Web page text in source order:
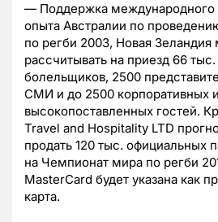
— Поддержка международного
опыта Австралии по
по регби 2003, Новая
рассчитывать на приезд 66
болельщиков, 2500
СМИ и до 2500 корпоративных и
высокопоставленных гостей.
Travel and Hospitality LTD
продать 120 тыс. официальных
на Чемпионат мира по регби
MasterCard будет указана как
карта.